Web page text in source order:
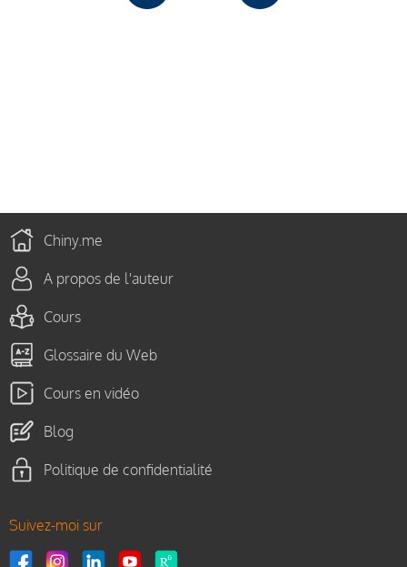
Chiny.me
A propos de l'auteur
Cours
Glossaire du Web
Cours en vidéo
Blog
Politique de confidentialité
Suivez-moi sur